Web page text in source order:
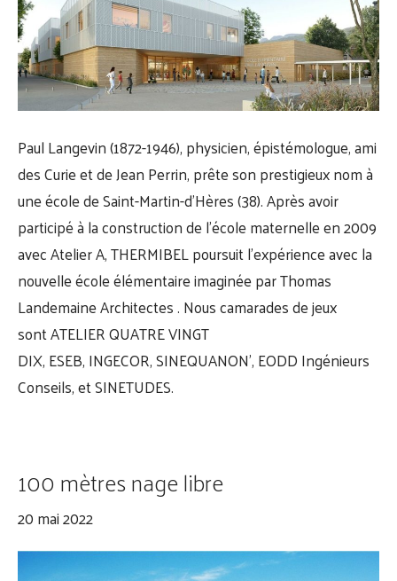
Paul Langevin (1872-1946), physicien, épistémologue, ami
des Curie et de Jean Perrin, prête son prestigieux nom à
une école de Saint-Martin-d’Hères (38). Après avoir
participé à la construction de l’école maternelle en 2009
avec Atelier A,THERMIBELpoursuit l’expérience avec la
nouvelle école élémentaire imaginée parThomas
Landemaine Architectes. Nous camarades de jeux
sontATELIER QUATRE VINGT
DIX, ESEB, INGECOR,SINEQUANON’​, EODD Ingénieurs
Conseils, etSINETUDES.
100 mètres nage libre
20 mai 2022